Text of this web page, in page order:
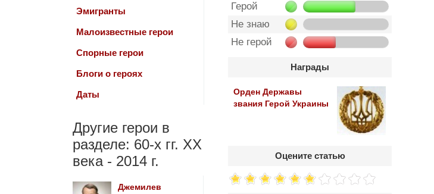
Герой
Не знаю
Не герой
Награды
Орден Державы
звания Герой Украины
Оцените статью
Эмигранты
Малоизвестные герои
Спорные герои
Блоги о героях
Даты
Другие герои в
разделе: 60-х гг. ХХ
века - 2014 г.
Джемилев